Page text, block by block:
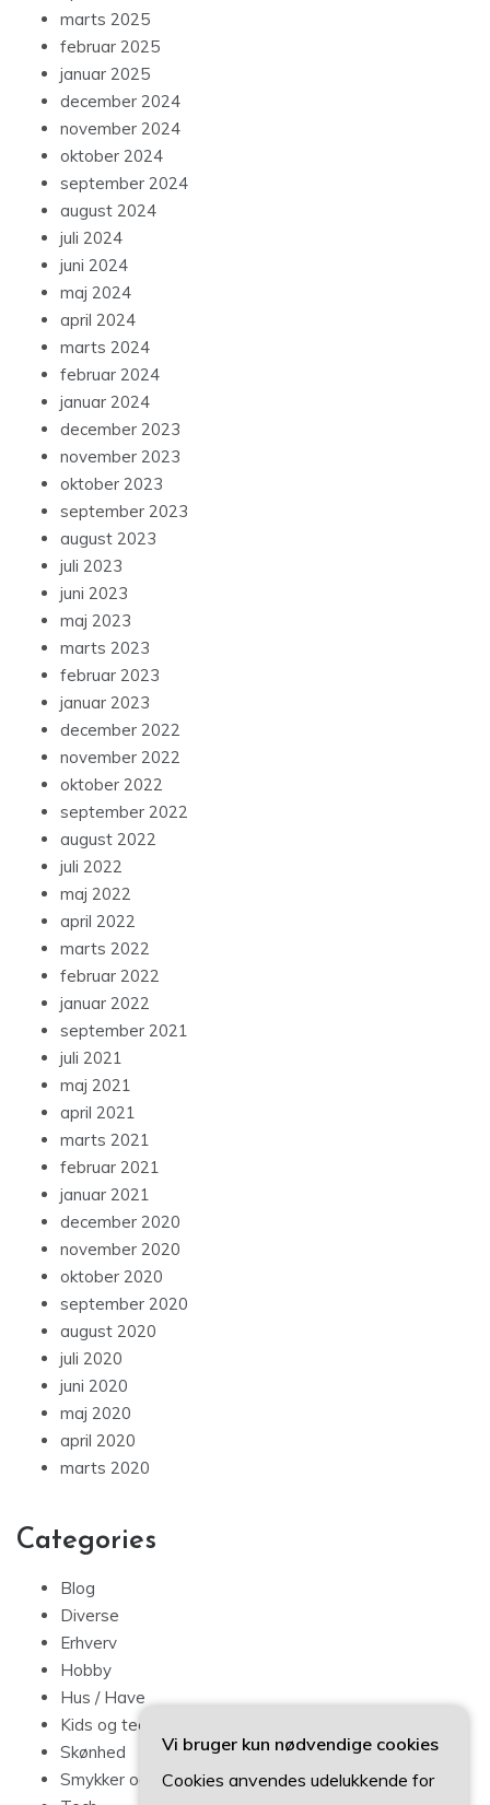
marts 2025
februar 2025
januar 2025
december 2024
november 2024
oktober 2024
september 2024
august 2024
juli 2024
juni 2024
maj 2024
april 2024
marts 2024
februar 2024
januar 2024
december 2023
november 2023
oktober 2023
september 2023
august 2023
juli 2023
juni 2023
maj 2023
marts 2023
februar 2023
januar 2023
december 2022
november 2022
oktober 2022
september 2022
august 2022
juli 2022
maj 2022
april 2022
marts 2022
februar 2022
januar 2022
september 2021
juli 2021
maj 2021
april 2021
marts 2021
februar 2021
januar 2021
december 2020
november 2020
oktober 2020
september 2020
august 2020
juli 2020
juni 2020
maj 2020
april 2020
marts 2020
Categories
Blog
Diverse
Erhverv
Hobby
Hus / Have
Kids og teens
Skønhed
Smykker og mode
Vi bruger kun nødvendige cookies
Cookies anvendes udelukkende for